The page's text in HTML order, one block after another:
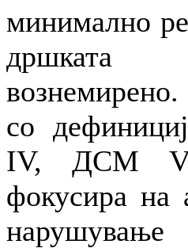
минимално
со
IV, ДСМ V
фокусира на